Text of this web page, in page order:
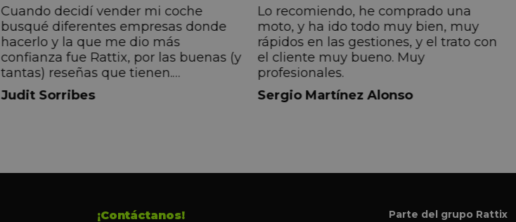
Cuando decidí vender mi coche
busqué diferentes empresas donde
hacerlo y la que me dio más
confianza fue Rattix, por las buenas (y
tantas) reseñas que tienen.
Realmente la experiencia ha sido
muy buena, Carolina ha sido siempre
Judit Sorribes
Lo recomiendo, he comprado una
moto, y ha ido todo muy bien, muy
rápidos en las gestiones, y el trato con
el cliente muy bueno. Muy
profesionales.
Sergio Martínez Alonso
¡Contáctanos!
Parte del grupo Rattix